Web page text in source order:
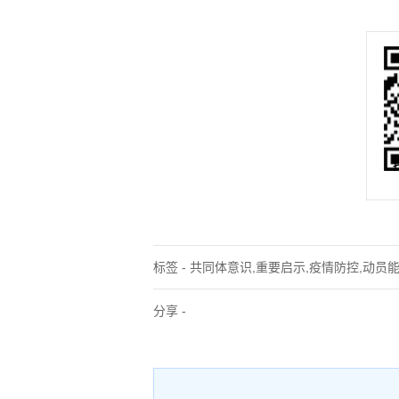
标签 - 共同体意识,重要启示,疫情防控,动员
分享 -